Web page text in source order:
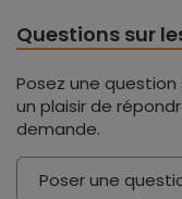
Questions sur
Posez une
un plaisir de
demande.
Poser une